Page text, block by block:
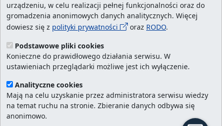
urządzeniu, w celu realizacji pełnej funkcjonalności oraz do
gromadzenia anonimowych danych analitycznych. Więcej
dowiesz się z polityki prywatności oraz RODO.
Podstawowe pliki cookies
Konieczne do prawidłowego działania serwisu. W
ustawieniach przeglądarki możliwe jest ich wyłączenie.
Analityczne cookies
Mają na celu uzyskanie przez administratora serwisu wiedzy
na temat ruchu na stronie. Zbieranie danych odbywa się
anonimowo.
liczba wizyt:29013149/ aktualna strona:
najczęściej odwiedzane strony
cookies
Urząd Miasta Szczecin. Portal eurzad.szczecin.pl
jest integralną częścią Biuletynu Informacji
Publicznej Urzędu Miasta Szczecin.
Kontakt:
ekancelaria@um.szczecin.pl